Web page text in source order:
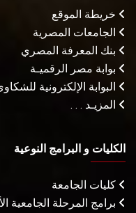
خريطة الموقع
الجامعات المصرية
بنك المعرفة المصري
بوابة مصر الرقميـة
البوابة الإلكترونية
المزيـد . . .
الكليات و البرامج النوعية
كليات الجامعة
برامج المرحلة الجامعية